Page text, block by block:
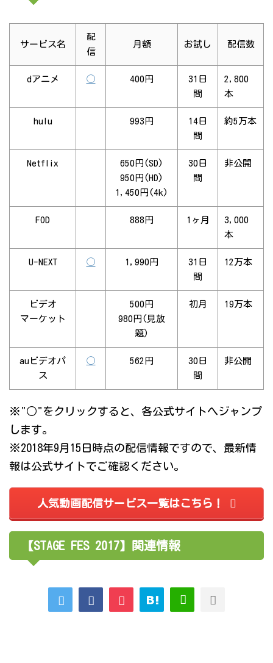
サービス名
配
信
月額 お試し 配信数
dアニメ ◯ 400円
31日
間
2,800
本
hulu 993円
14日
間
約5万本
Netflix
650円(SD)
950円(HD)
1,450円(4k)
30日
間
非公開
FOD 888円 1ヶ月
3,000
本
U-NEXT ◯ 1,990円
31日
間
12万本
ビデオ
マーケット
500円
980円(見放
題)
初月 19万本
auビデオパ
ス
◯ 562円
30日
間
非公開
※"○"をクリックすると、各公式サイトへジャンプ
します。
※2018年9月15日時点の配信情報ですので、最新情
報は公式サイトでご確認ください。
人気動画配信サービス一覧はこちら！
【STAGE FES 2017】関連情報